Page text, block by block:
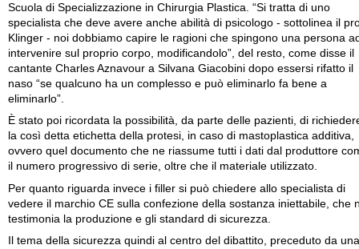
Scuola di Specializzazione in Chirurgia Plastica. “Si tratta di uno
specialista che deve avere anche abilità di psicologo - sottolinea il
Klinger - noi dobbiamo capire le ragioni che spingono una persona
intervenire sul proprio corpo, modificandolo”, del resto, come disse il
cantante Charles Aznavour a Silvana Giacobini dopo essersi rifatto il
naso “se qualcuno ha un complesso e può eliminarlo fa bene a
eliminarlo”.
È stato poi ricordata la possibilità, da parte delle pazienti, di
la così detta etichetta della protesi, in caso di mastoplastica additiva,
ovvero quel documento che ne riassume tutti i dati dal produttore
il numero progressivo di serie, oltre che il materiale utilizzato.
Per quanto riguarda invece i filler si può chiedere allo specialista di
vedere il marchio CE sulla confezione della sostanza iniettabile, che
testimonia la produzione e gli standard di sicurezza.
Il tema della sicurezza quindi al centro del dibattito, preceduto da una